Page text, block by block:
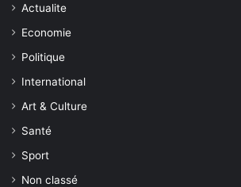
Actualite
Economie
Politique
International
Art & Culture
Santé
Sport
Non classé